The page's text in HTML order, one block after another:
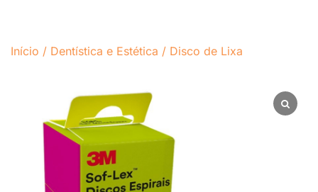
Início / Dentística e Estética / Disco de Lixa